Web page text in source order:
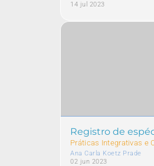
14 jul 2023
Registro de
Práticas Integrativas e
Ana Carla Koetz Prade
02 jun 2023